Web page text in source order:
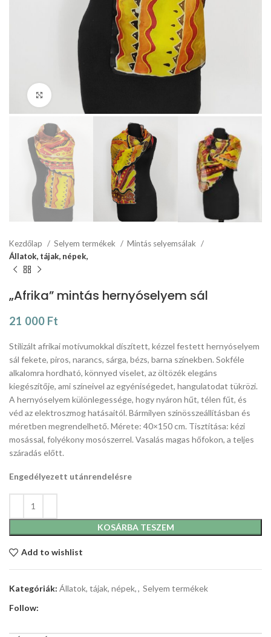
Click to enlarge
Kezdőlap Selyem termékek
Mintás selyemsálak
Állatok, tájak, népek,
„Afrika” mintás hernyóselyem sál
21 000 Ft
Stilizált afrikai motívumokkal díszített, kézzel festett hernyóselyem
sál fekete, piros, narancs, sárga, bézs, barna színekben. Sokféle
alkalomra hordható, könnyed viselet, az öltözék elegáns
kiegészítője, ami színeivel az egyéniségedet, hangulatodat tükrözi.
A hernyóselyem különlegessége, hogy nyáron hűt, télen fűt, és
véd az elektroszmog hatásaitól. Bármilyen színösszeállításban és
méretben megrendelhető. Mérete: 40×150 cm. Tisztítása: kézi
mosással, folyékony mosószerrel. Vasalás magas hőfokon, a teljes
száradás előtt.
Engedélyezett utánrendelésre
KOSÁRBA TESZEM
Add to wishlist
Kategóriák: Állatok, tájak, népek,, Selyem termékek
Follow: